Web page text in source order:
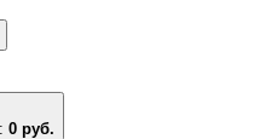
0 руб.